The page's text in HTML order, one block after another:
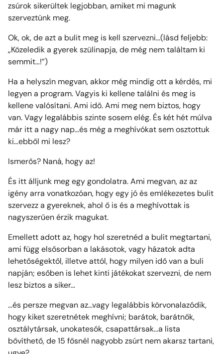
zsúrok sikerültek legjobban, amiket mi magunk
szerveztünk meg.
Ok, ok, de azt a bulit meg is kell szervezni…(lásd feljebb:
„Közeledik a gyerek szülinapja, de még nem találtam ki
semmit…!”)
Ha a helyszín megvan, akkor még mindig ott a kérdés, mi
legyen a program. Vagyis ki kellene találni és meg is
kellene valósítani. Ami idő. Ami meg nem biztos, hogy
van. Vagy legalábbis szinte sosem elég. És két hét múlva
már itt a nagy nap…és még a meghívókat sem osztottuk
ki…ebből mi lesz?
Ismerős? Naná, hogy az!
És itt álljunk meg egy gondolatra. Ami megvan, az az
igény arra vonatkozóan, hogy egy jó és emlékezetes bulit
szervezz a gyereknek, ahol ő is és a meghívottak is
nagyszerűen érzik magukat.
Emellett adott az, hogy hol szeretnéd a bulit megtartani,
ami függ elsősorban a lakásotok, vagy házatok adta
lehetőségektől, illetve attól, hogy milyen idő van a buli
napján; esőben is lehet kinti játékokat szervezni, de nem
lesz biztos a siker…
…és persze megvan az…vagy legalábbis körvonalazódik,
hogy kiket szeretnétek meghívni; barátok, barátnők,
osztálytársak, unokatesók, csapattársak…a lista
bővíthető, de 15 fősnél nagyobb zsúrt nem akarsz tartani,